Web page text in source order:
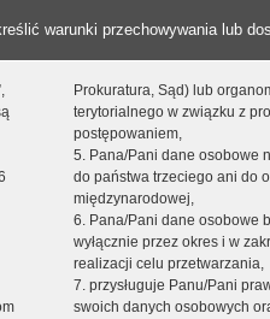
warunki przechowywania lub
Prokuratura, Sąd) lub
terytorialnego w związku z
postępowaniem,
5. Pana/Pani dane osobowe
do państwa trzeciego ani do
międzynarodowej,
6. Pana/Pani dane osobowe
wyłącznie przez okres i w
realizacji celu przetwarzania,
7. przysługuje Panu/Pani
swoich danych osobowych